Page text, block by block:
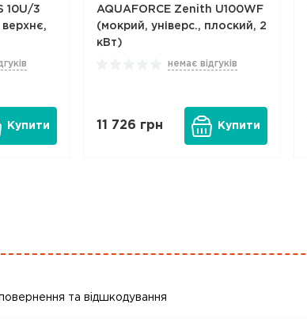
10U/3
Купити
AQUAFORCE Zenith U100WF
(мокрий, універс., плоский, 2
кВт)
немає відгуків
11 726 грн Купити
та відшкодування